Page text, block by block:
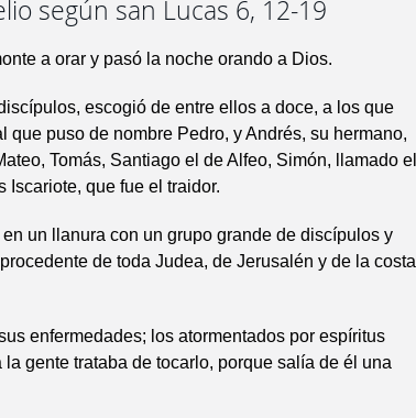
según san Lucas 6, 12-19
a orar y pasó la noche orando a Dios.
escogió de entre ellos a doce, a los que
que puso de nombre Pedro, y Andrés, su hermano,
Tomás, Santiago el de Alfeo, Simón, llamado el
Iscariote, que fue el traidor.
un llanura con un grupo grande de discípulos y
de toda Judea, de Jerusalén y de la costa
enfermedades; los atormentados por espíritus
gente trataba de tocarlo, porque salía de él una